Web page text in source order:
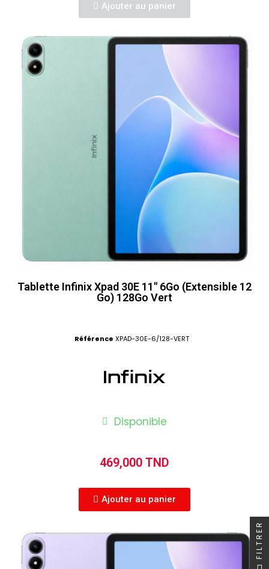
Ajouter au panier
Tablette Infinix Xpad 30E 11" 6Go (Extensible 12
Go) 128Go Vert
Référence XPAD-30E-6/128-VERT
Disponible
469,000 TND
Ajouter au panier
FILTRER